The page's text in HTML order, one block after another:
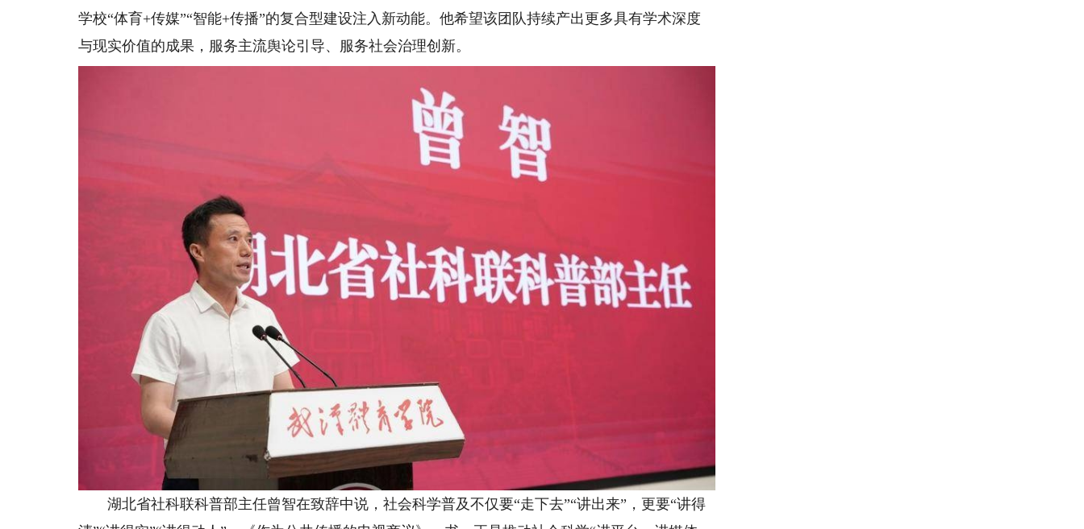
学校“体育+传媒”“智能+传播”的复合型建设注入新动能。他希望该团队持续产出更多具有学术深度
与现实价值的成果，服务主流舆论引导、服务社会治理创新。
湖北省社科联科普部主任曾智在致辞中说，社会科学普及不仅要“走下去”“讲出来”，更要“讲得